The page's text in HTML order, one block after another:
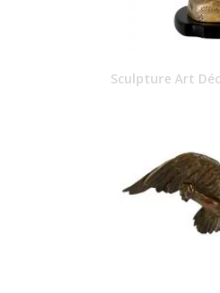
Sculpture Art